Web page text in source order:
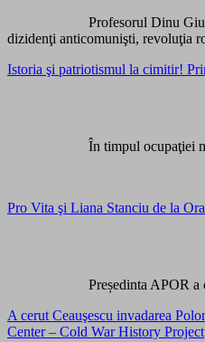
Profesorul Dinu
dizidenţi anticomunişti, revoluţia
Istoria şi patriotismul la cimitir!
În timpul ocupaţiei
Pro Vita şi Liana Stanciu de la
Președinta APOR a
A cerut Ceauşescu invadarea
Center – Cold War History Project